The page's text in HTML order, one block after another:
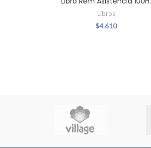
Libros
$4.610